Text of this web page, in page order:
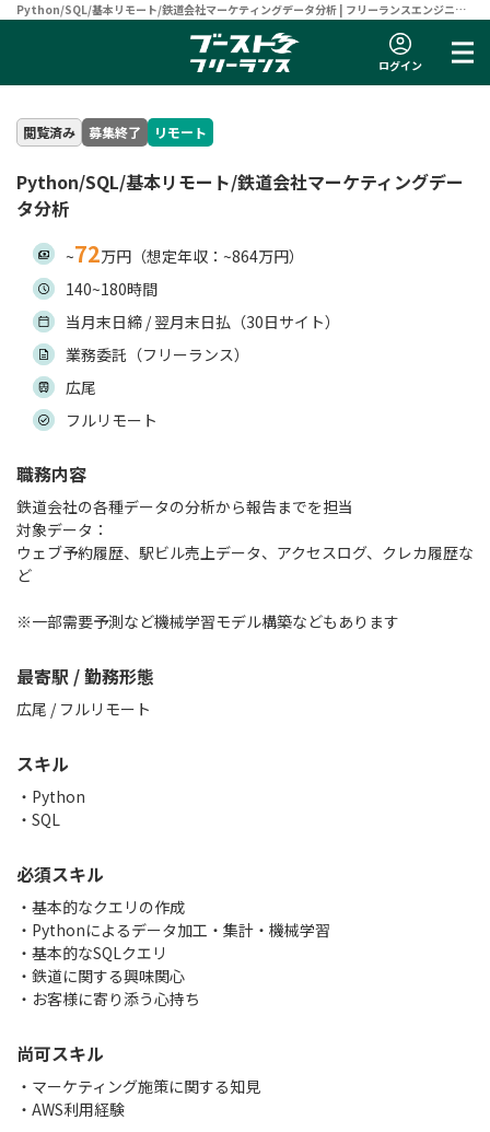
Python/SQL/基本リモート/鉄道会社マーケティングデータ分析 | フリーランスエンジニア
向け案件サイト 【ブーストフリーランス】
ログイン
閲覧済み 募集終了 リモート
Python/SQL/基本リモート/鉄道会社マーケティングデー
タ分析
~72万円（想定年収：~864万円）
140~180時間
当月末日締 / 翌月末日払（30日サイト）
業務委託（フリーランス）
広尾
フルリモート
職務内容
鉄道会社の各種データの分析から報告までを担当
対象データ：
ウェブ予約履歴、駅ビル売上データ、アクセスログ、クレカ履歴な
ど
※一部需要予測など機械学習モデル構築などもあります
最寄駅 / 勤務形態
広尾 / フルリモート
スキル
Python
SQL
必須スキル
・基本的なクエリの作成
・Pythonによるデータ加工・集計・機械学習
・基本的なSQLクエリ
・鉄道に関する興味関心
・お客様に寄り添う心持ち
尚可スキル
・マーケティング施策に関する知見
・AWS利用経験